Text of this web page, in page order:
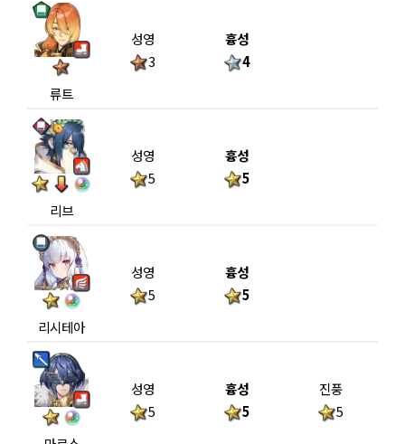
류트
성영
3
흉성
4
리브
성영
5
흉성
5
리시테아
성영
5
흉성
5
성영
5
흉성
5
진풍
5